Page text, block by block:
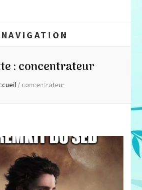
NAVIGATION
:concentrateur
/ concentrateur